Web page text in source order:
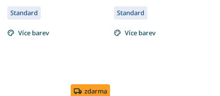
Standard
Více barev
zdarma
Standard
Více barev